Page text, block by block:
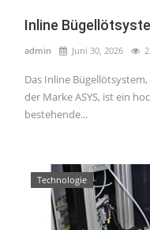
Inline
admin Juni 30, 2026
Das Inline
der Marke ASYS, ist ein
bestehende...
Technologie